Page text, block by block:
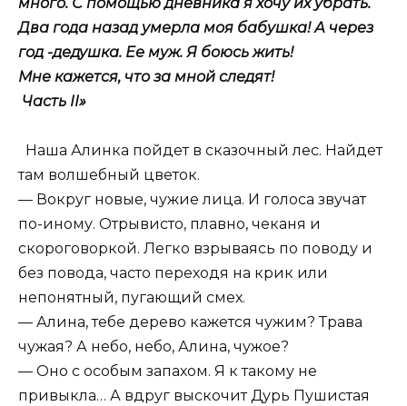
Два года назад умерла моя бабушка! А через
год -дедушка. Ее муж. Я боюсь жить!
Мне кажется, что за мной следят!
Часть II»
Наша Алинка пойдет в сказочный лес. Найдет
там волшебный цветок.
— Вокруг новые, чужие лица. И голоса звучат
по-иному. Отрывисто, плавно, чеканя и
скороговоркой. Легко взрываясь по поводу и
без повода, часто переходя на крик или
непонятный, пугающий смех.
— Алина, тебе дерево кажется чужим? Трава
чужая? А небо, небо, Алина, чужое?
— Оно с особым запахом. Я к такому не
привыкла… А вдруг выскочит Дурь Пушистая